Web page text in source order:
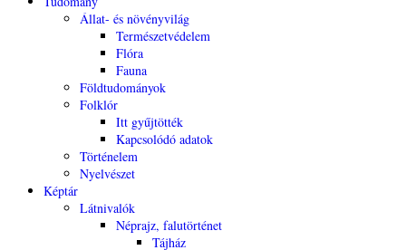
Állat- és növényvilág
Természetvédelem
Flóra
Fauna
Földtudományok
Folklór
Itt gyűjtötték
Kapcsolódó adatok
Történelem
Nyelvészet
Képtár
Látnivalók
Néprajz, falutörténet
Tájház